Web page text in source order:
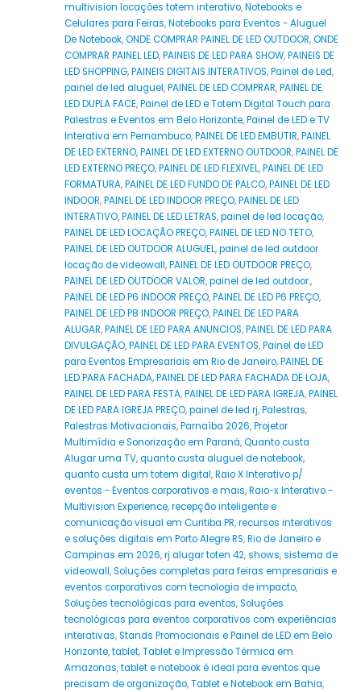
multivision locações totem interativo,Notebooks e
Celulares para Feiras,Notebooks para Eventos - Aluguel
De Notebook,ONDE COMPRAR PAINEL DE LED OUTDOOR,ONDE
COMPRAR PAINEL LED,PAINEIS DE LED PARA SHOW,PAINEIS DE
LED SHOPPING,PAINEIS DIGITAIS INTERATIVOS,Painel de Led,
painel de led aluguel,PAINEL DE LED COMPRAR,PAINEL DE
LED DUPLA FACE,Painel de LED e Totem Digital Touch para
Palestras e Eventos em Belo Horizonte,Painel de LED e TV
Interativa em Pernambuco,PAINEL DE LED EMBUTIR,PAINEL
DE LED EXTERNO,PAINEL DE LED EXTERNO OUTDOOR,PAINEL DE
LED EXTERNO PREÇO,PAINEL DE LED FLEXIVEL,PAINEL DE LED
FORMATURA,PAINEL DE LED FUNDO DE PALCO,PAINEL DE LED
INDOOR,PAINEL DE LED INDOOR PREÇO,PAINEL DE LED
INTERATIVO,PAINEL DE LED LETRAS,painel de led locação,
PAINEL DE LED LOCAÇÃO PREÇO,PAINEL DE LED NO TETO,
PAINEL DE LED OUTDOOR ALUGUEL,painel de led outdoor
locação de videowall,PAINEL DE LED OUTDOOR PREÇO,
PAINEL DE LED OUTDOOR VALOR,painel de led outdoor.,
PAINEL DE LED P6 INDOOR PREÇO,PAINEL DE LED P6 PREÇO,
PAINEL DE LED P8 INDOOR PREÇO,PAINEL DE LED PARA
ALUGAR,PAINEL DE LED PARA ANUNCIOS,PAINEL DE LED PARA
DIVULGAÇÃO,PAINEL DE LED PARA EVENTOS,Painel de LED
para Eventos Empresariais em Rio de Janeiro,PAINEL DE
LED PARA FACHADA,PAINEL DE LED PARA FACHADA DE LOJA,
PAINEL DE LED PARA FESTA,PAINEL DE LED PARA IGREJA,PAINEL
DE LED PARA IGREJA PREÇO,painel de led rj,Palestras,
Palestras Motivacionais,Parnaíba 2026,Projetor
Multimídia e Sonorização em Paraná,Quanto custa
Alugar uma TV,quanto custa aluguel de notebook,
quanto custa um totem digital,Raio X Interativo p/
eventos - Eventos corporativos e mais,Raio-x Interativo -
Multivision Experience,recepção inteligente e
comunicação visual em Curitiba PR,recursos interativos
e soluções digitais em Porto Alegre RS,Rio de Janeiro e
Campinas em 2026,rj alugar toten 42,shows,sistema de
videowall,Soluções completas para feiras empresariais e
eventos corporativos com tecnologia de impacto,
Soluções tecnológicas para eventos,Soluções
tecnológicas para eventos corporativos com experiências
interativas,Stands Promocionais e Painel de LED em Belo
Horizonte,tablet,Tablet e Impressão Térmica em
Amazonas,tablet e notebook é ideal para eventos que
precisam de organização,Tablet e Notebook em Bahia,